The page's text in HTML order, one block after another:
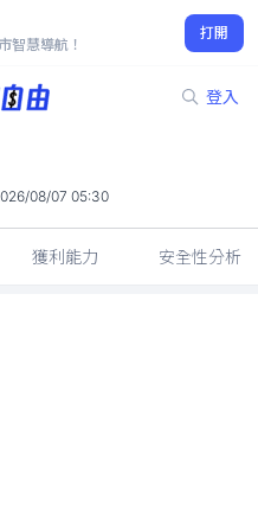
智慧導航！
打開
登入
08/07 05:30
獲利能力 安全性分析